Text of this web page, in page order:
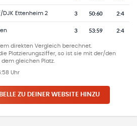
DJK Ettenheim 2 3 50:60 2:4
3 53:59 2:4
direkten Vergleich berechnet.
Platzierungsziffer, so ist sie mit der/den
gleichen Platz.
Uhr
ZU DEINER WEBSITE HINZU